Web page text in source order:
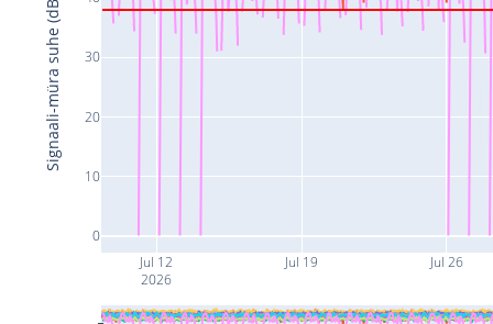
Jul 12
2026
Jul 19 Jul 26
0
10
20
30
Signaali-müra suhe (dB)